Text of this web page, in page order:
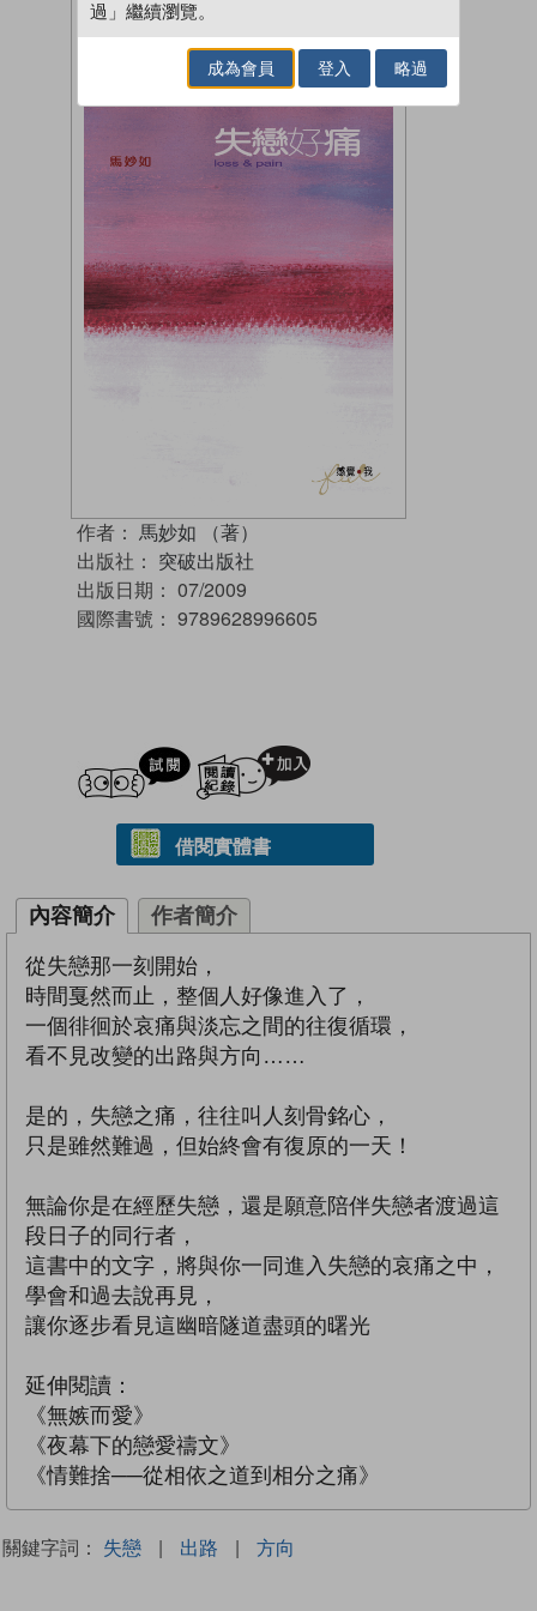
作者： 馬妙如 （著）
出版社： 突破出版社
出版日期： 07/2009
國際書號： 9789628996605
試閲
借閱實體書
內容簡介 作者簡介
從失戀那一刻開始，
時間戛然而止，整個人好像進入了，
一個徘徊於哀痛與淡忘之間的往復循環，
看不見改變的出路與方向……
是的，失戀之痛，往往叫人刻骨銘心，
只是雖然難過，但始終會有復原的一天！
無論你是在經歷失戀，還是願意陪伴失戀者渡過這
段日子的同行者，
這書中的文字，將與你一同進入失戀的哀痛之中，
學會和過去說再見，
讓你逐步看見這幽暗隧道盡頭的曙光
延伸閱讀：
《無嫉而愛》
《夜幕下的戀愛禱文》
《情難捨──從相依之道到相分之痛》
關鍵字詞： 失戀 | 出路 | 方向
過」繼續瀏覽。
成為會員 登入 略過